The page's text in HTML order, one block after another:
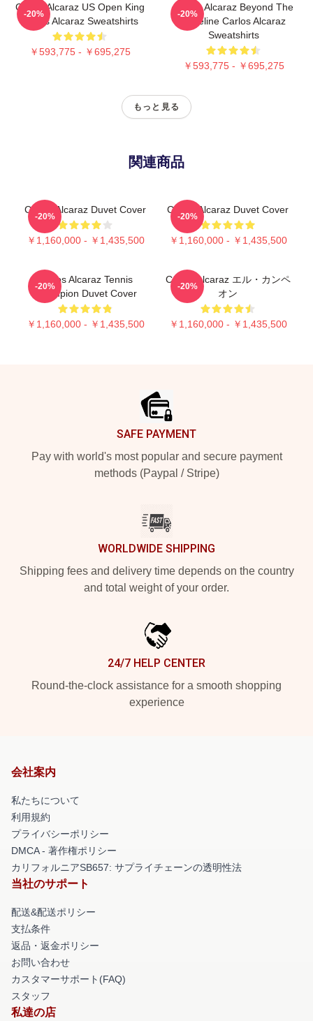
Carlos Alcaraz US Open King
Carlos Alcaraz Sweatshirts
￥593,775 - ￥695,275
-20%
Carlos Alcaraz Beyond The
Baseline Carlos Alcaraz
Sweatshirts
￥593,775 - ￥695,275
-20%
もっと見る
関連商品
Carlos Alcaraz Duvet Cover
￥1,160,000 - ￥1,435,500
-20%
Carlos Alcaraz Duvet Cover
￥1,160,000 - ￥1,435,500
-20%
Carlos Alcaraz Tennis
Champion Duvet Cover
￥1,160,000 - ￥1,435,500
-20%
Carlos Alcaraz エル・カンペ
オン
￥1,160,000 - ￥1,435,500
-20%
SAFE PAYMENT
Pay with world's most popular and secure payment
methods (Paypal / Stripe)
WORLDWIDE SHIPPING
Shipping fees and delivery time depends on the country
and total weight of your order.
24/7 HELP CENTER
Round-the-clock assistance for a smooth shopping
experience
会社案内
私たちについて
利用規約
プライバシーポリシー
DMCA - 著作権ポリシー
カリフォルニアSB657: サプライチェーンの透明性法
当社のサポート
配送&配送ポリシー
支払条件
返品・返金ポリシー
お問い合わせ
カスタマーサポート(FAQ)
スタッフ
私達の店